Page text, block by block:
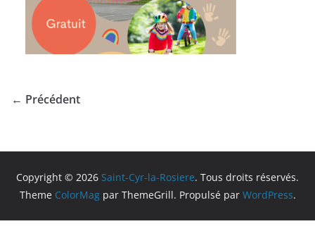
← Précédent
Copyright © 2026 Saint-Cyr-la-Rosiere. Tous droits réservés.
Theme ColorMagpar ThemeGrill. Propulsé par WordPress.